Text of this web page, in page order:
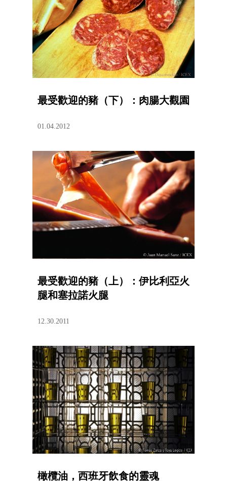
最受歡迎的豬（下）：肉腸大觀園
01.04.2012
最受歡迎的豬（上）：伊比利亞火
腿和塞拉諾火腿
12.30.2011
橄欖油，西班牙飲食的靈魂